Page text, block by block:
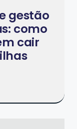
gestão
como
cair